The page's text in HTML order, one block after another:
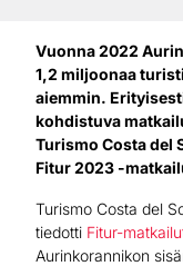
Vuonna 2022
1,2 miljoonaa
aiemmin.
kohdistuva
Turismo Costa del
Fitur 2023 -
Turismo Costa del
tiedotti Fitur-
Aurinkorannikon